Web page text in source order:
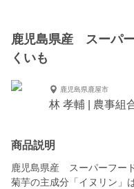
鹿児島県産 スーパ
くいも
鹿児島県鹿屋市
林 孝輔 | 農事組
商品説明
鹿児島県産 スーパーフ
菊芋の主成分「イヌリン」